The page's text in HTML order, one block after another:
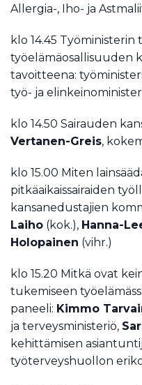
Allergia-, Iho- ja
klo 14.45 Työministerin
työelämäosallisuuden
tavoitteena:
työ- ja
klo 14.50 Sairauden
Vertanen-Greis,
klo 15.00 Miten
pitkäaikaissairaiden
kansanedustajien
Laiho (kok.), Hanna-
Holopainen (vihr.)
klo 15.20 Mitkä ovat
tukemiseen
paneeli: Kimmo
ja terveysministeriö,
kehittämisen
työterveyshuollon